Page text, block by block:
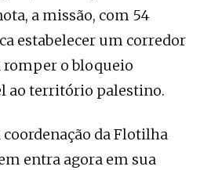
a missão, com 54
estabelecer um corredor
o bloqueio
ao território palestino.
da Flotilha
entra agora em sua